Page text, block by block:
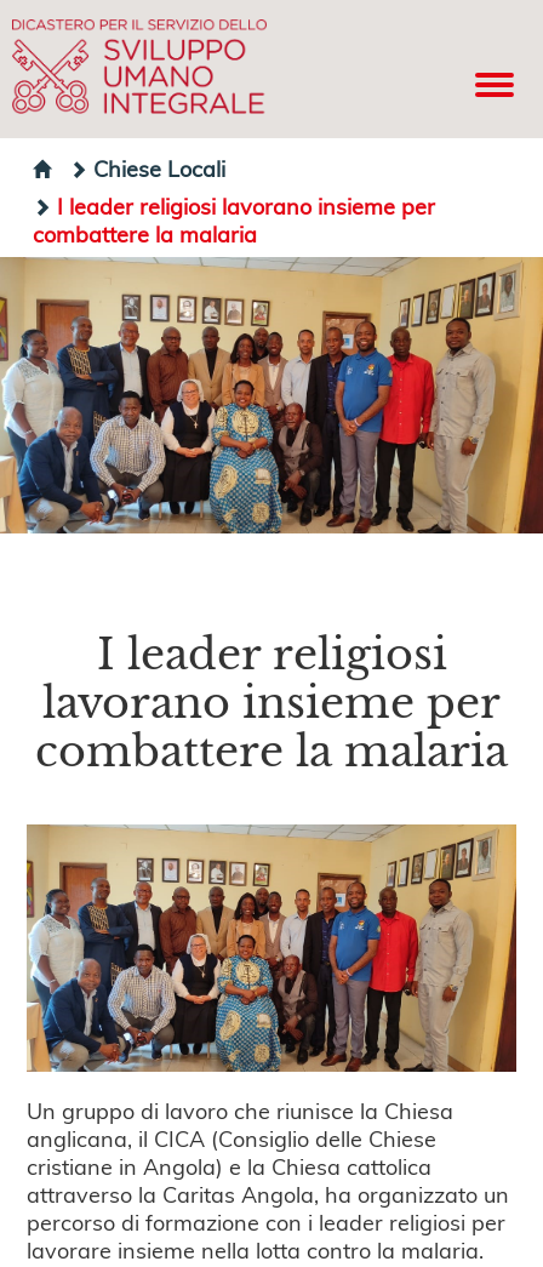
Chiese Locali
I leader religiosi lavorano insieme per
combattere la malaria
I leader religiosi
lavorano insieme per
combattere la malaria
Un gruppo di lavoro che riunisce la Chiesa
anglicana, il CICA (Consiglio delle Chiese
cristiane in Angola) e la Chiesa cattolica
attraverso la Caritas Angola, ha organizzato un
percorso di formazione con i leader religiosi per
lavorare insieme nella lotta contro la malaria.